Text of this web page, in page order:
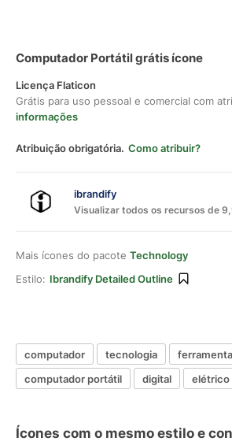
Computador Portátil grátis ícone
Licença Flaticon
Grátis para uso pessoal e comercial com
informações
Atribuição obrigatória. Como atribuir?
ibrandify
Visualizar todos os recursos de
Mais ícones do pacote Technology
Estilo: Ibrandify Detailed Outline
computador tecnologia
ferramenta
computador portátil
digital elétrico
Ícones com o mesmo estilo e